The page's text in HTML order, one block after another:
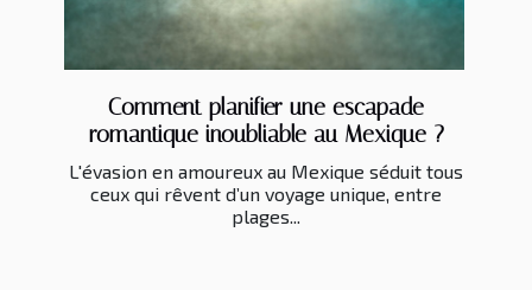
Comment planifier une escapade
romantique inoubliable au Mexique ?
L'évasion en amoureux au Mexique séduit tous
ceux qui rêvent d’un voyage unique, entre
plages...